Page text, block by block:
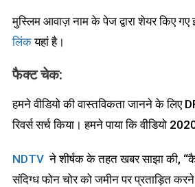
मुस्लिम आवाज़ नाम के पेज द्वारा शेयर किए गए
लिंकयहां है।
फैक्ट चेक:
हमने वीडियो की वास्तविकता जानने के लिए
रिवर्स सर्च किया। हमने पाया कि वीडियो
NDTVने शीर्षक के तहत खबर साझा की,
संदिग्ध फोन चोर को जमीन पर प्रताड़ित